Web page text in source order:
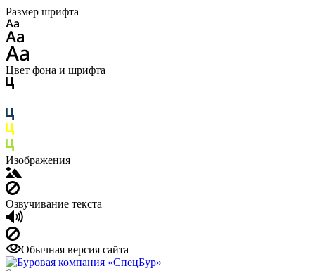
Размер шрифта
Цвет фона и шрифта
Изображения
Озвучивание текста
Обычная версия сайта